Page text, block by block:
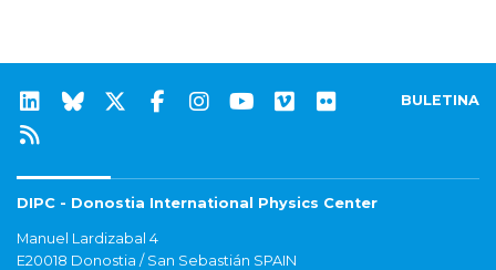
BULETINA
DIPC - Donostia International Physics Center
Manuel Lardizabal 4
E20018 Donostia / San Sebastián SPAIN